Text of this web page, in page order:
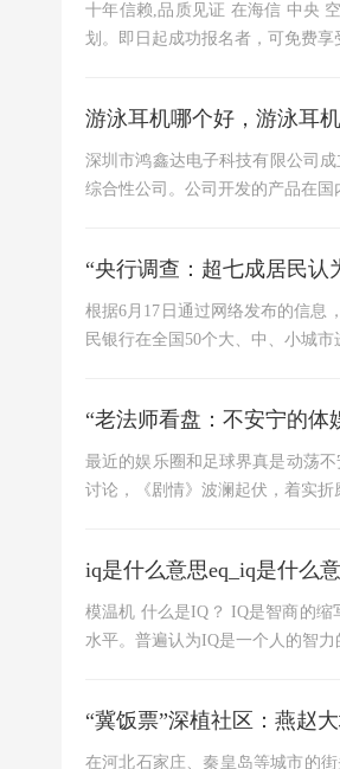
十年信赖,品质见证 在海信 中央
划。即日起成功报名者，可免费享
游泳耳机哪个好，游泳耳
深圳市鸿鑫达电子科技有限公司
综合性公司。公司开发的产品在
“央行调查：超七成居民认
根据6月17日通过网络发布的信息
民银行在全国50个大、中、小城市
“老法师看盘：不安宁的体
最近的娱乐圈和足球界真是动荡
讨论，《剧情》波澜起伏，着实折
iq是什么意思eq_iq是什么
模温机 什么是IQ？ IQ是智商的
水平。普遍认为IQ是一个人的智
“冀饭票”深植社区：燕赵
在河北石家庄、秦皇岛等城市的